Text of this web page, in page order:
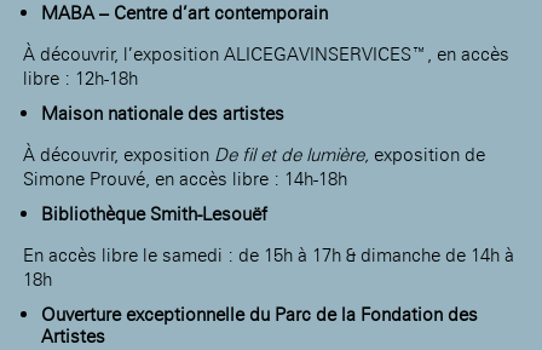
MABA – Centre d’art contemporain
À découvrir, l’exposition ALICEGAVINSERVICES™, en accès
libre : 12h-18h
Maison nationale des artistes
À découvrir, exposition De fil et de lumière, exposition de
Simone Prouvé, en accès libre : 14h-18h
Bibliothèque Smith-Lesouëf
En accès libre le samedi : de 15h à 17h & dimanche de 14h à
18h
Ouverture exceptionnelle du Parc de la Fondation des
Artistes